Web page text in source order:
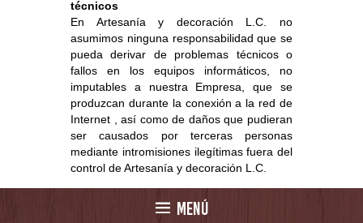
técnicos
En Artesanía y decoración L.C. no
asumimos ninguna responsabilidad que se
pueda derivar de problemas técnicos o
fallos en los equipos informáticos, no
imputables a nuestra Empresa, que se
produzcan durante la conexión a la red de
Internet , así como de daños que pudieran
ser causados por terceras personas
mediante intromisiones ilegítimas fuera del
control de Artesanía y decoración L.C.
MENÚ